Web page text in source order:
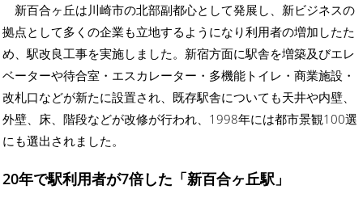
新百合ヶ丘は川崎市の北部副都心として発展し、新ビジネスの
拠点として多くの企業も立地するようになり利用者の増加したた
め、駅改良工事を実施しました。新宿方面に駅舎を増築及びエレ
ベーターや待合室・エスカレーター・多機能トイレ・商業施設・
改札口などが新たに設置され、既存駅舎についても天井や内壁、
外壁、床、階段などが改修が行われ、1998年には都市景観100選
にも選出されました。
20年で駅利用者が7倍した「新百合ヶ丘駅」